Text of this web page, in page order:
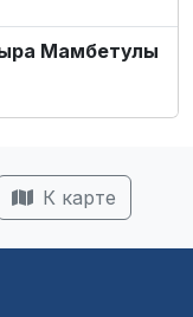
Мамбетулы
К карте